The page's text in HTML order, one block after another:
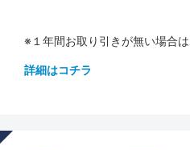
※１年間お取り引きが無い場合は
詳細はコチラ